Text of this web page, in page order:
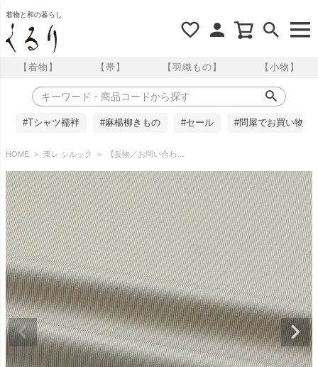
着物と和の暮らし
【着物】 【帯】 【羽織もの】 【小物】
#Tシャツ襦袢 #麻楊柳きもの #セール #問屋でお買い物
HOME 東レ シルック 【反物／お問い合わせ商品】東レシルック 江戸小紋 万筋